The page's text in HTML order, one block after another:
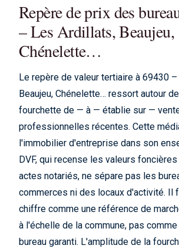
Repère de prix des
– Les Ardillats, Beaujeu,
Chénelette…
Le repère de valeur tertiaire à 69430
Beaujeu, Chénelette… ressort autour
fourchette de — à — établie sur —
professionnelles récentes. Cette
l'immobilier d'entreprise dans son
DVF, qui recense les valeurs
actes notariés, ne sépare pas les
commerces ni des locaux d'activité. Il
chiffre comme une référence de
à l'échelle de la commune, pas
bureau garanti. L'amplitude de la